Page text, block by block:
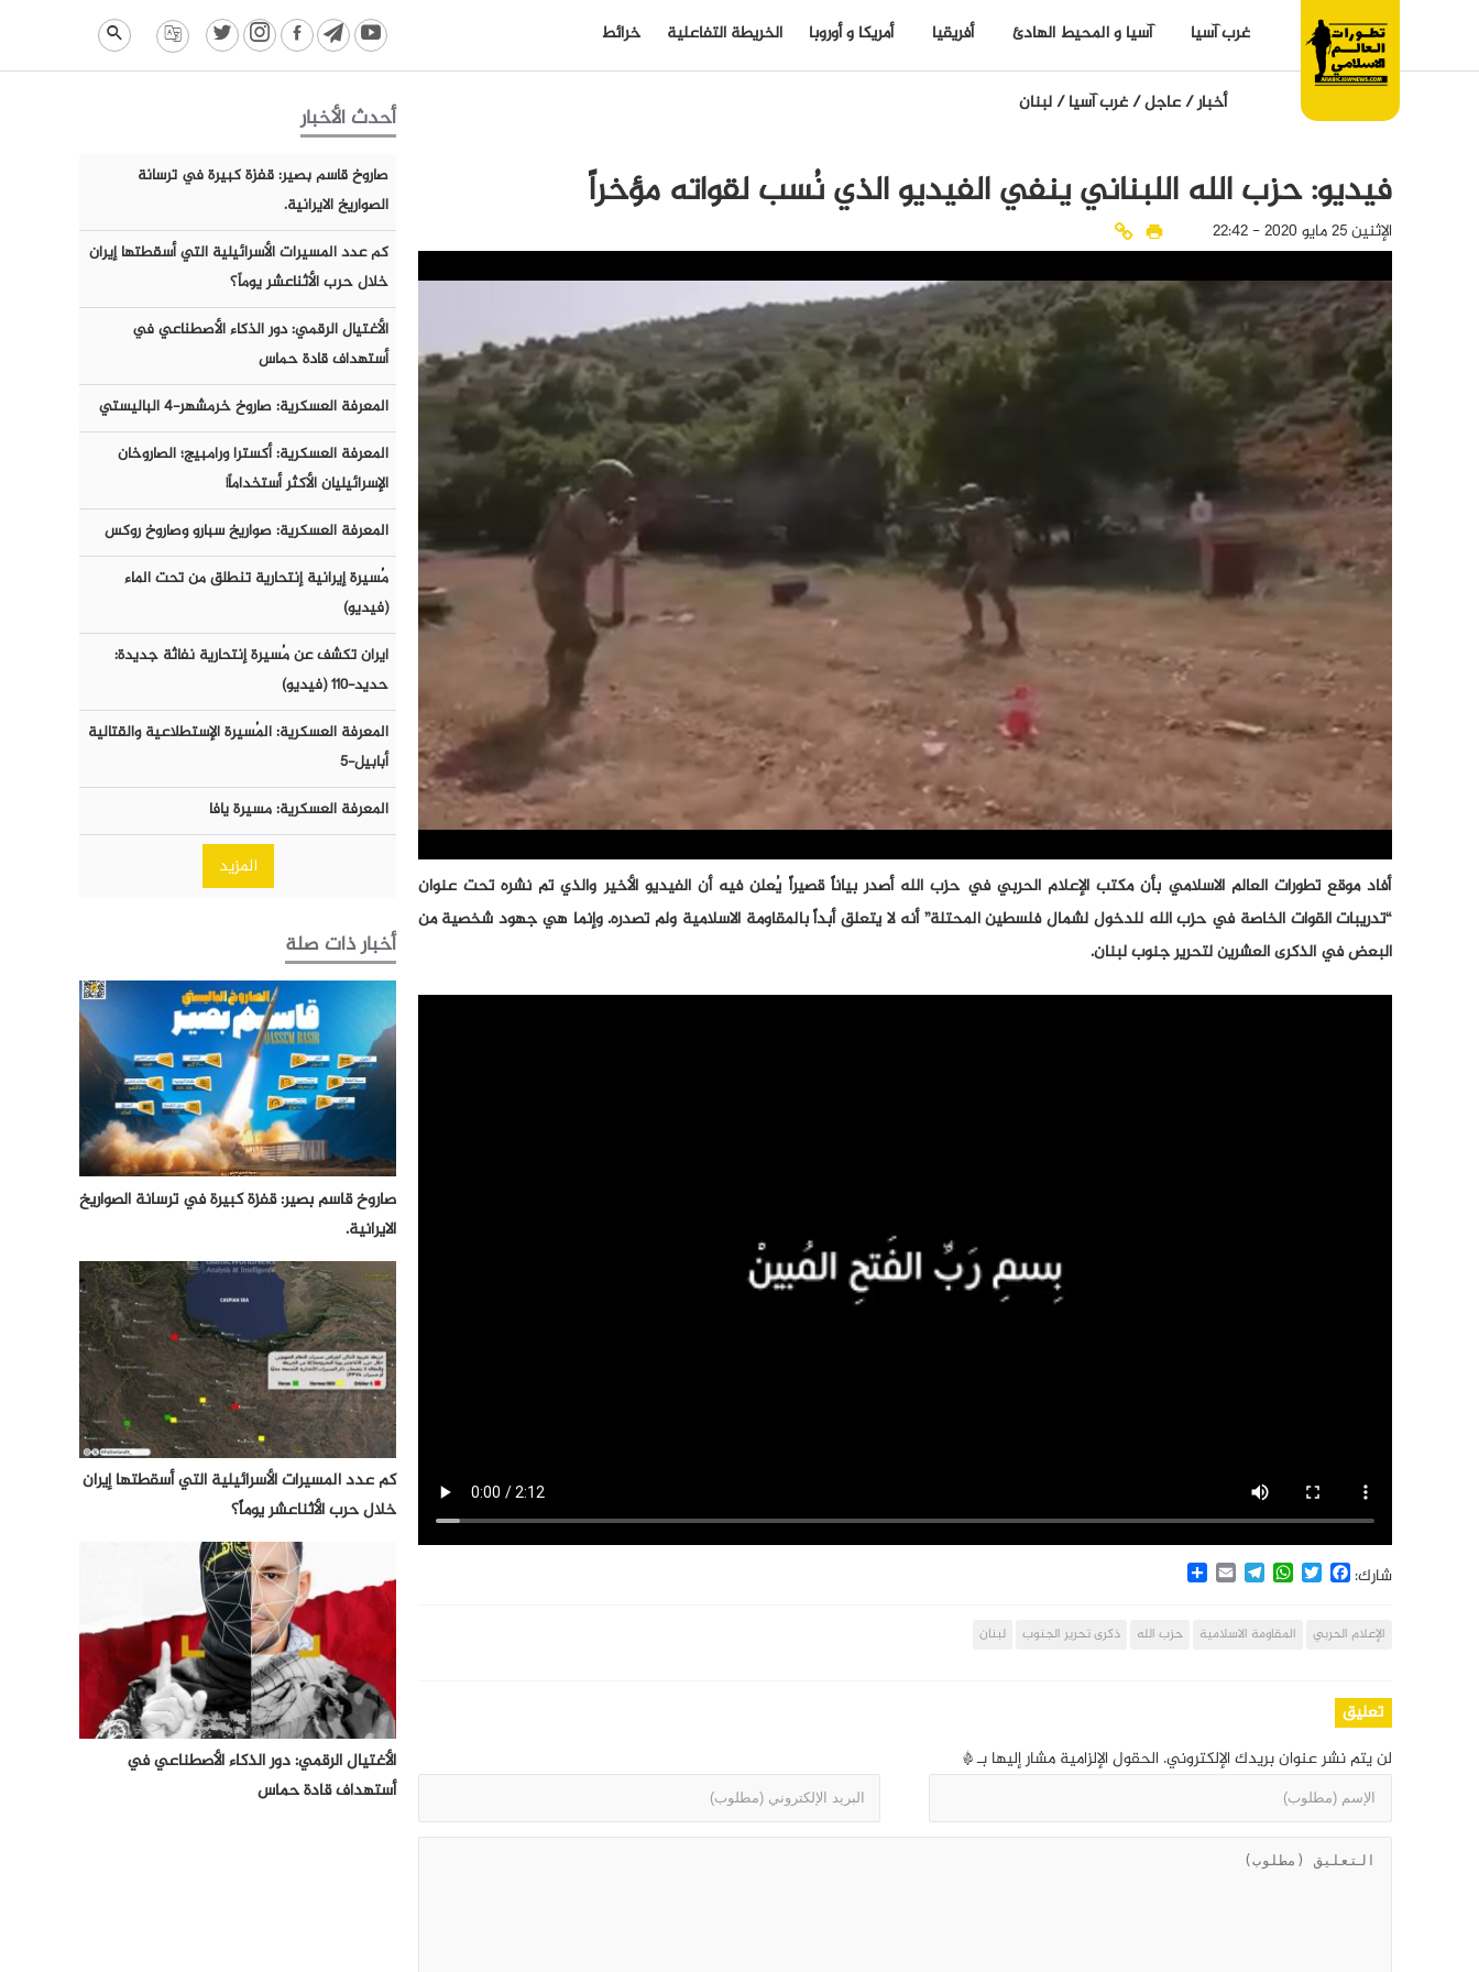
غرب آسيا آسيا و المحيط الهادئ أفريقيا أمريكا و أوروبا الخريطة التفاعلية خرائط
أخبار/عاجل/غرب آسيا/لبنان
فيديو: حزب الله اللبناني ينفي الفيديو الذي نُسب لقواته مؤخراً
الإثنين 25 مايو 2020 - 22:42
أفاد موقع تطورات العالم الاسلامي بأن مكتب الإعلام الحربي في حزب الله أصدر بياناً قصيراً يُعلن فيه أن الفيديو الأخير والذي تم نشره تحت عنوان
“تدريبات القوات الخاصة في حزب الله للدخول لشمال فلسطين المحتلة” أنه لا يتعلق أبداً بالمقاومة الاسلامية ولم تصدره. وإنما هي جهود شخصية من
البعض في الذكرى العشرين لتحرير جنوب لبنان.
شارك: Facebook
Twitter
WhatsApp
Telegram
Email
الإعلام الحربي المقاومة الاسلامية حزب الله ذكرى تحرير الجنوب لبنان
تعليق
لن يتم نشر عنوان بريدك الإلكتروني. الحقول الإلزامية مشار إليها بـ*
أحدث الأخبار
صاروخ قاسم بصير: قفزة كبيرة في ترسانة
الصواريخ الايرانية.
كم عدد المسيرات الأسرائيلية التي أسقطتها إيران
خلال حرب الأثناعشر يوماً؟
الأغتيال الرقمي: دور الذكاء الأصطناعي في
أستهداف قادة حماس
المعرفة العسكرية: صاروخ خرمشهر-٤ الباليستي
المعرفة العسكرية: أكسترا ورامبيج؛ الصاروخان
الإسرائيليان الأكثر أستخداماً!
المعرفة العسكرية: صواريخ سبارو وصاروخ روكس
مُسيرة إيرانية إنتحارية تنطلق من تحت الماء
(فيديو)
ايران تكشف عن مُسيرة إنتحارية نفاثة جديدة:
حديد-١١٠ (فيديو)
المعرفة العسكرية: المُسيرة الإستطلاعية والقتالية
أبابيل-٥
المعرفة العسكرية: مسيرة يافا
المزيد
أخبار ذات صلة
صاروخ قاسم بصير: قفزة كبيرة في ترسانة الصواريخ
الايرانية.
كم عدد المسيرات الأسرائيلية التي أسقطتها إيران
خلال حرب الأثناعشر يوماً؟
الأغتيال الرقمي: دور الذكاء الأصطناعي في
أستهداف قادة حماس